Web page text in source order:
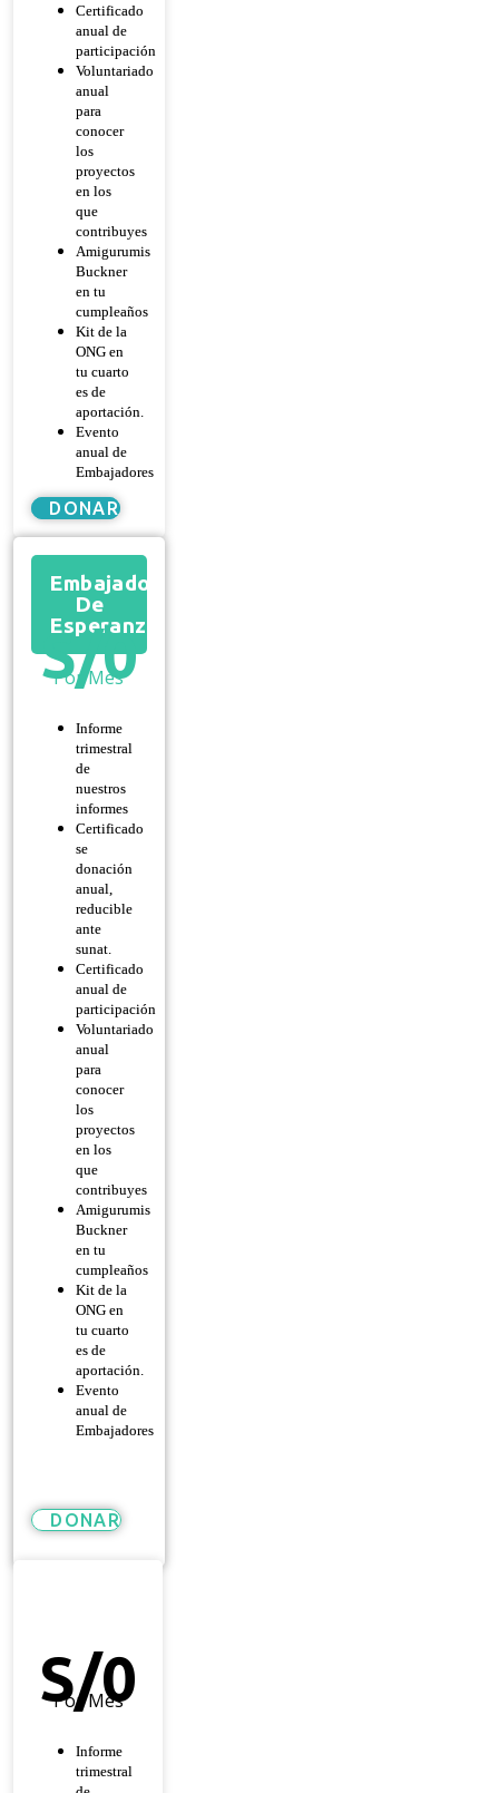
Certificado
anual de
participación
Voluntariado
anual
para
conocer
los
proyectos
en los
que
contribuyes
Amigurumis
Buckner
en tu
cumpleaños
Kit de la
ONG en
tu cuarto
es de
aportación.
Evento
anual de
Embajadores
DONAR
Embajador
De
Esperanza
S/0
Por Mes
Informe
trimestral
de
nuestros
informes
Certificado
se
donación
anual,
reducible
ante
sunat.
Certificado
anual de
participación
Voluntariado
anual
para
conocer
los
proyectos
en los
que
contribuyes
Amigurumis
Buckner
en tu
cumpleaños
Kit de la
ONG en
tu cuarto
es de
aportación.
Evento
anual de
Embajadores
DONAR
Esperanza
S/0
Por Mes
Informe
trimestral